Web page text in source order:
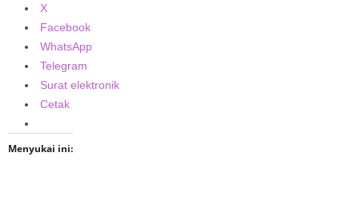
X
Facebook
WhatsApp
Telegram
Surat elektronik
Cetak
Menyukai ini: